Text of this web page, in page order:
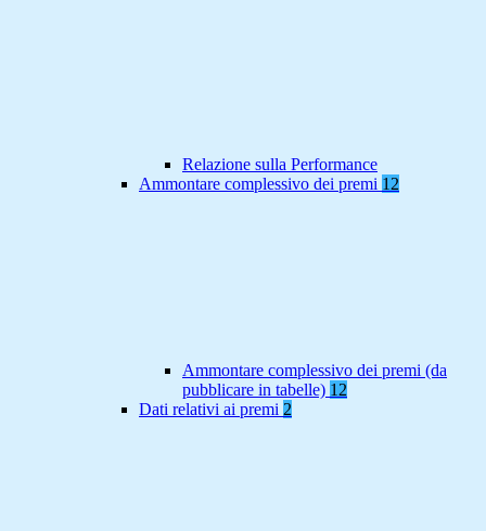
Relazione sulla Performance
Ammontare complessivo dei premi 12
Ammontare complessivo dei premi (da
pubblicare in tabelle) 12
Dati relativi ai premi 2